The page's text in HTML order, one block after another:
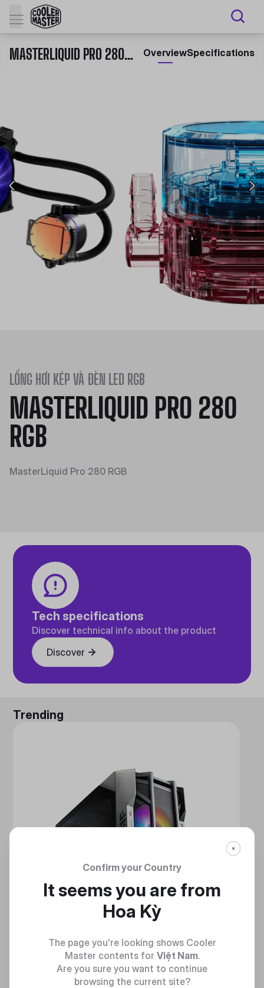
MASTERLIQUID PRO 280 RGB OverviewSpecifications
LỒNG HƠI KÉP VÀ ĐÈN LED RGB
MASTERLIQUID PRO 280
RGB
MasterLiquid Pro 280 RGB
Tech specifications
Discover technical info about the product
Discover
Trending
Confirm your Country
It seems you are from
Hoa Kỳ
The page you're looking shows Cooler
Master contents for Việt Nam.
Are you sure you want to continue
browsing the current site?